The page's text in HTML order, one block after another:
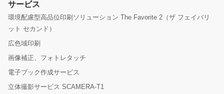
サービス
環境配慮型高品位印刷ソリューション The Favorite 2（ザ フェイバリ
ット セカンド）
広色域印刷
画像補正、フォトレタッチ
電子ブック作成サービス
立体撮影サービス SCAMERA-T1